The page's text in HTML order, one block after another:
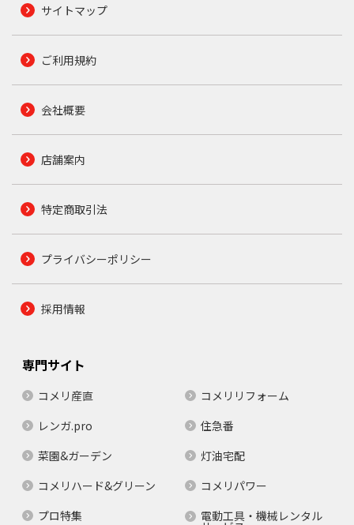
サイトマップ
ご利用規約
会社概要
店舗案内
特定商取引法
プライバシーポリシー
採用情報
専門サイト
コメリ産直
コメリリフォーム
レンガ.pro
住急番
菜園&ガーデン
灯油宅配
コメリハード&グリーン
コメリパワー
プロ特集
電動工具・機械レンタル